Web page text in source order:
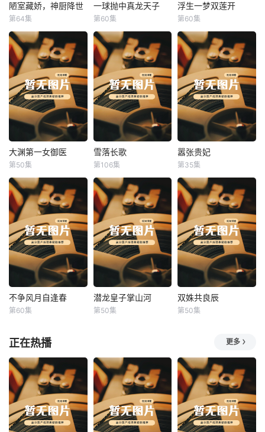
陋室藏娇，神厨降世
陋室藏娇，神厨降世
第64集
一球抛中真龙天子
一球抛中真龙天子
第60集
浮生一梦双莲开
浮生一梦双莲开
第60集
大渊第一女御医
大渊第一女御医
第50集
雪落长歌
雪落长歌
第106集
嚣张贵妃
嚣张贵妃
第35集
不争风月自逢春
不争风月自逢春
第60集
潜龙皇子掌山河
潜龙皇子掌山河
第50集
双姝共良辰
双姝共良辰
第50集
正在热播 更多